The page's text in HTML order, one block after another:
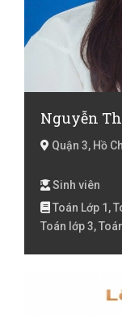
Nguyễn
Quận 3, Hồ
Sinh viên
Toán Lớp 1,
Toán lớp 3,